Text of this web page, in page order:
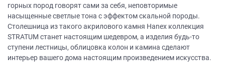
горных пород говорят сами за себя, неповторимые
насыщенные светлые тона с эффектом скальной породы.
Столешница из такого акрилового камня Hanex коллекция
STRATUM станет настоящим шедевром, а изделия будь-то
ступени лестницы, облицовка колон и камина сделают
интерьер вашего дома настоящим произведением искусства.